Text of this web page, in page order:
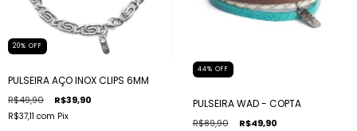
20% OFF
PULSEIRA AÇO INOX CLIPS 6MM
R$49,90 R$39,90
R$37,11 com Pix
44% OFF
PULSEIRA WAD - COPTA
R$89,90 R$49,90